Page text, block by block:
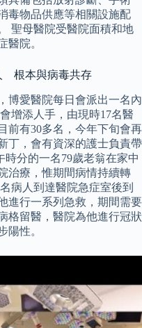
毒物品供應等相關設施配
聖母醫院受醫院面積和地
醫院。
根本與病毒共存
博愛醫院每日會派出一名內
增添人手，由現時17名醫
前有30多名，今年下旬會再
丁，會有資深的護士負責帶
分的一名79歲老翁在家中
治療，惟期間病情持續轉
病人到達醫院急症室後到
進行一系列急救，期間需要
格留醫，醫院為他進行冠狀
陽性。